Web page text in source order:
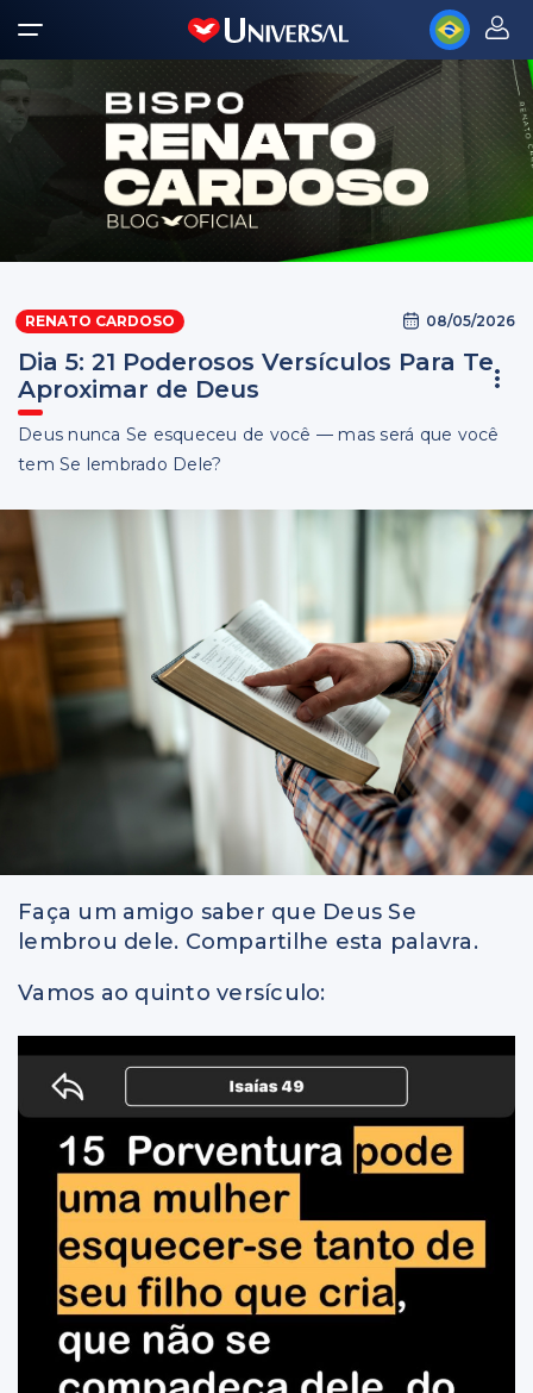
RENATO CARDOSO 08/05/2026
Dia 5: 21 Poderosos Versículos Para Te
Aproximar de Deus
Deus nunca Se esqueceu de você — mas será que você
tem Se lembrado Dele?
Faça um amigo saber que Deus Se
lembrou dele. Compartilhe esta palavra.
Vamos ao quinto versículo: